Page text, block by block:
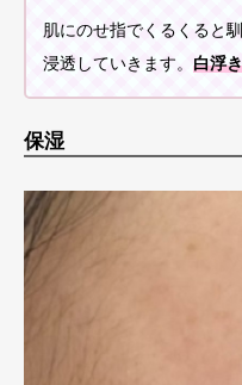
肌にのせ指でくるくると
浸透していきます。 白浮
保湿